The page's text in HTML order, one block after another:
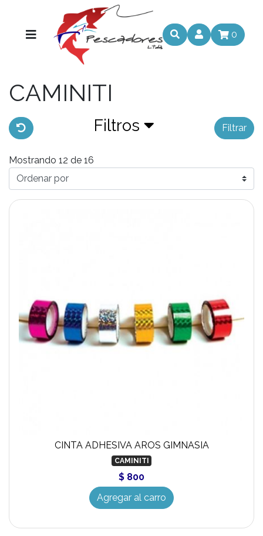
0
CAMINITI
Filtros Filtrar
Mostrando 12 de 16
CINTA ADHESIVA AROS GIMNASIA
CAMINITI
$ 800
Agregar al carro